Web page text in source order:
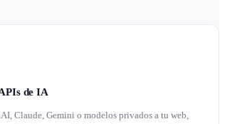
de IA
Claude, Gemini o modelos privados a tu web,